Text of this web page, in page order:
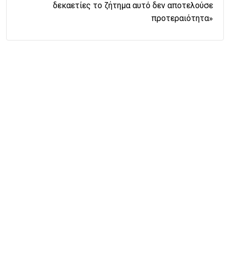
δεκαετίες το ζήτημα αυτό δεν αποτελούσε
προτεραιότητα»